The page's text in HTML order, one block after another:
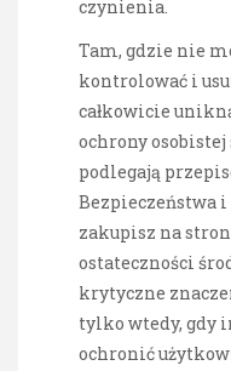
czynienia.
Tam, gdzie nie
kontrolować i
całkowicie
ochrony
podlegają
Bezpieczeństwa
zakupisz na
ostateczności
krytyczne
tylko wtedy, gdy
ochronić